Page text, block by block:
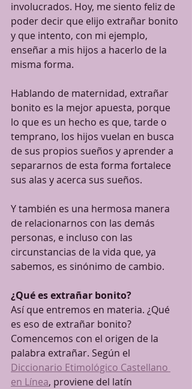
involucrados. Hoy, me siento feliz de
poder decir que elijo extrañar bonito
y que intento, con mi ejemplo,
enseñar a mis hijos a hacerlo de la
misma forma.
Hablando de maternidad, extrañar
bonito es la mejor apuesta, porque
lo que es un hecho es que, tarde o
temprano, los hijos vuelan en busca
de sus propios sueños y aprender a
separarnos de esta forma fortalece
sus alas y acerca sus sueños.
Y también es una hermosa manera
de relacionarnos con las demás
personas, e incluso con las
circunstancias de la vida que, ya
sabemos, es sinónimo de cambio.
¿Qué es extrañar bonito?
Así que entremos en materia. ¿Qué
es eso de extrañar bonito?
Comencemos con el origen de la
palabra extrañar. Según el
Diccionario Etimológico Castellano
en Línea, proviene del latín